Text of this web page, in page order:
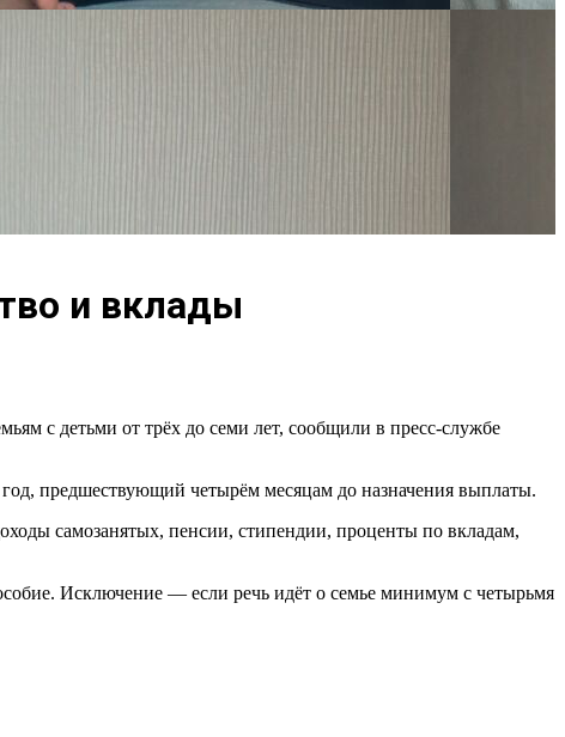
и вклады
с детьми от трёх до семи лет, сообщили в пресс-службе
предшествующий четырём месяцам до назначения выплаты.
самозанятых, пенсии, стипендии, проценты по вкладам,
Исключение — если речь идёт о семье минимум с четырьмя